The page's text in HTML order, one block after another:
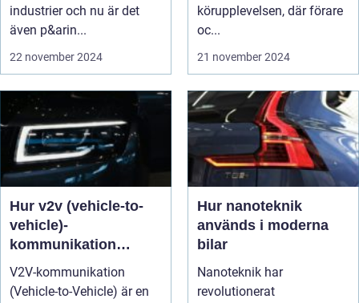
industrier och nu är det
även p&arin...
22 november 2024
körupplevelsen, där förare
oc...
21 november 2024
Hur v2v (vehicle-to-
vehicle)-
kommunikation
fungerar
V2V-kommunikation
(Vehicle-to-Vehicle) är en
Hur nanoteknik
används i moderna
bilar
Nanoteknik har
revolutionerat